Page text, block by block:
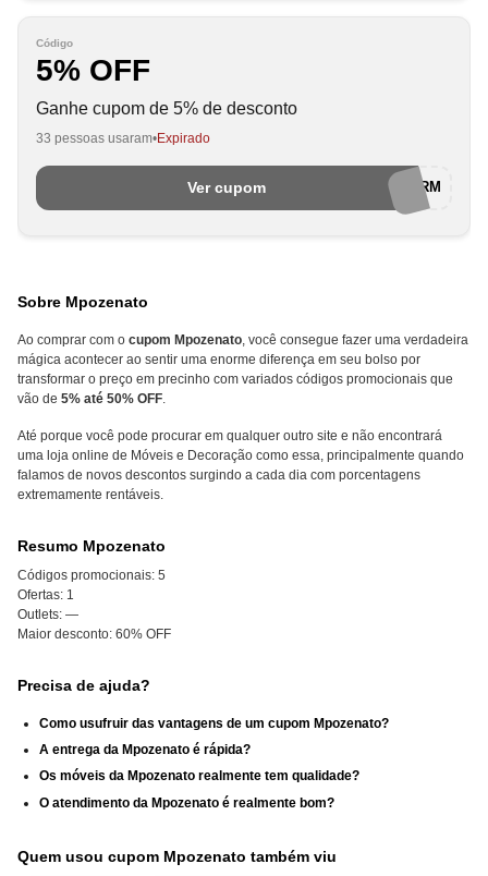
Código
5% OFF
Ganhe cupom de 5% de desconto
33 pessoas usaram Expirado
Ver cupom 5DESCRM
Sobre Mpozenato
Ao comprar com o cupom Mpozenato , você consegue fazer uma verdadeira
mágica acontecer ao sentir uma enorme diferença em seu bolso por
transformar o preço em precinho com variados códigos promocionais que
vão de 5% até 50% OFF
Até porque você pode procurar em qualquer outro site e não encontrará
uma loja online de Móveis e Decoração como essa, principalmente quando
falamos de novos descontos surgindo a cada dia com porcentagens
extremamente rentáveis.
Resumo Mpozenato
Códigos promocionais: 5
Ofertas: 1
Outlets: —
Maior desconto: 60% OFF
Precisa de ajuda?
Como usufruir das vantagens de um cupom Mpozenato?
A entrega da Mpozenato é rápida?
Os móveis da Mpozenato realmente tem qualidade?
O atendimento da Mpozenato é realmente bom?
Quem usou cupom Mpozenato também viu